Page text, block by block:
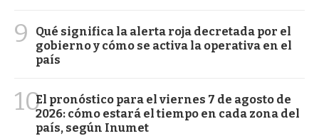
9
Qué significa la alerta roja decretada por el
gobierno y cómo se activa la operativa en el
país
10El pronóstico para el viernes 7 de agosto de
2026: cómo estará el tiempo en cada zona del
país, según Inumet